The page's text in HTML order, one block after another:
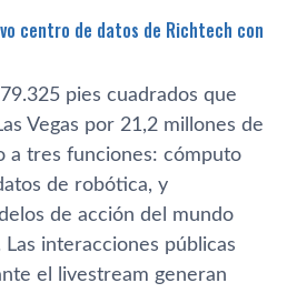
centro de datos de Richtech con
pies cuadrados que
Vegas por 21,2 millones de
a tres funciones: cómputo
de robótica, y
de acción del mundo
interacciones públicas
el livestream generan